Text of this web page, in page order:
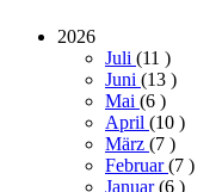
2026
Juli (11 )
Juni (13 )
Mai (6 )
April (10 )
März (7 )
Februar(7 )
Januar(6 )